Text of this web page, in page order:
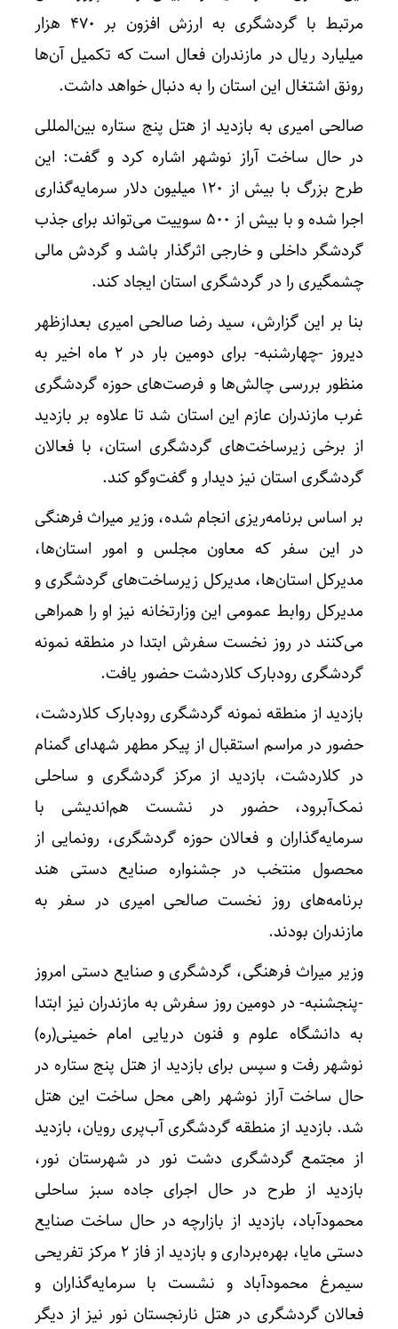
مرتبط با گردشگری به ارزش افزون بر ۴۷۰ هزار
میلیارد ریال در مازندران فعال است که تکمیل آن‌ها
رونق اشتغال این استان را به دنبال خواهد داشت.
صالحی امیری به بازدید از هتل پنج ستاره بین‌المللی
در حال ساخت آراز نوشهر اشاره کرد و گفت: این
طرح بزرگ با بیش از ۱۲۰ میلیون دلار سرمایه‌گذاری
اجرا شده و با بیش از ۵۰۰ سوییت می‌تواند برای جذب
گردشگر داخلی و خارجی اثرگذار باشد و گردش مالی
چشمگیری را در گردشگری استان ایجاد کند.
بنا بر این گزارش، سید رضا صالحی امیری بعدازظهر
دیروز -چهارشنبه- برای دومین بار در ۲ ماه اخیر به
منظور بررسی چالش‌ها و فرصت‌های حوزه گردشگری
غرب مازندران عازم این استان شد تا علاوه بر بازدید
از برخی زیرساخت‌های گردشگری استان، با فعالان
گردشگری استان نیز دیدار و گفت‌وگو کند.
بر اساس برنامه‌ریزی انجام شده، وزیر میراث فرهنگی
در این سفر که معاون مجلس و امور استان‌ها،
مدیرکل استان‌ها، مدیرکل زیرساخت‌های گردشگری و
مدیرکل روابط عمومی این وزارتخانه نیز او را همراهی
می‌کنند در روز نخست سفرش ابتدا در منطقه نمونه
گردشگری رودبارک کلاردشت حضور یافت.
بازدید از منطقه نمونه گردشگری رودبارک کلاردشت،
حضور در مراسم استقبال از پیکر مطهر شهدای گمنام
در کلاردشت، بازدید از مرکز گردشگری و ساحلی
نمک‌آبرود، حضور در نشست هم‌اندیشی با
سرمایه‌گذاران و فعالان حوزه گردشگری، رونمایی از
محصول منتخب در جشنواره صنایع دستی هند
برنامه‌های روز نخست صالحی امیری در سفر به
مازندران بودند.
وزیر میراث فرهنگی، گردشگری و صنایع دستی امروز
-پنجشنبه- در دومین روز سفرش به مازندران نیز ابتدا
به دانشگاه علوم و فنون دریایی امام خمینی(ره)
نوشهر رفت و سپس برای بازدید از هتل پنج ستاره در
حال ساخت آراز نوشهر راهی محل ساخت این هتل
شد. بازدید از منطقه گردشگری آب‌پری رویان، بازدید
از مجتمع گردشگری دشت نور در شهرستان نور،
بازدید از طرح در حال اجرای جاده سبز ساحلی
محمودآباد، بازدید از بازارچه در حال ساخت صنایع
دستی مایا، بهره‌برداری و بازدید از فاز ۲ مرکز تفریحی
سیمرغ محمودآباد و نشست با سرمایه‌گذاران و
فعالان گردشگری در هتل نارنجستان نور نیز از دیگر